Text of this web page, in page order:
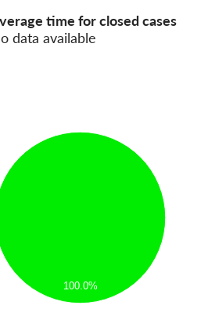
time for closed cases
data available
100.0%